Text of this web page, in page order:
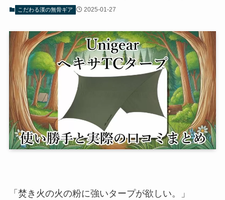
こだわる漢の無骨ギア 2025-01-27
「焚き火の火の粉に強いタープが欲しい。」